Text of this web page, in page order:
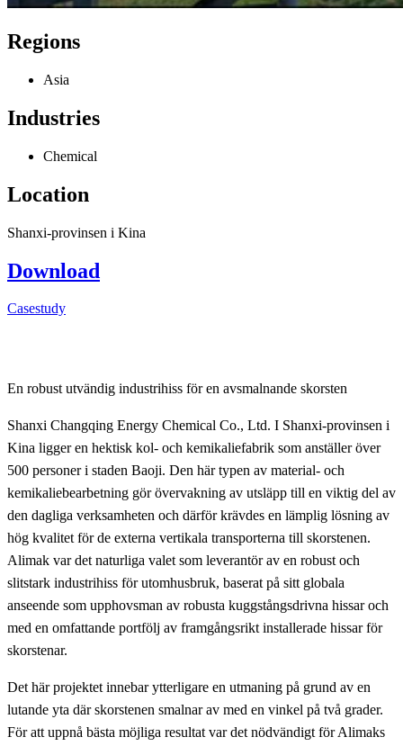
Regions
Asia
Industries
Chemical
Location
Shanxi-provinsen i Kina
Download
Casestudy
En robust utvändig industrihiss för en avsmalnande skorsten
Shanxi Changqing Energy Chemical Co., Ltd. I Shanxi-provinsen i
Kina ligger en hektisk kol- och kemikaliefabrik som anställer över
500 personer i staden Baoji. Den här typen av material- och
kemikaliebearbetning gör övervakning av utsläpp till en viktig del av
den dagliga verksamheten och därför krävdes en lämplig lösning av
hög kvalitet för de externa vertikala transporterna till skorstenen.
Alimak var det naturliga valet som leverantör av en robust och
slitstark industrihiss för utomhusbruk, baserat på sitt globala
anseende som upphovsman av robusta kuggstångsdrivna hissar och
med en omfattande portfölj av framgångsrikt installerade hissar för
skorstenar.
Det här projektet innebar ytterligare en utmaning på grund av en
lutande yta där skorstenen smalnar av med en vinkel på två grader.
För att uppnå bästa möjliga resultat var det nödvändigt för Alimaks